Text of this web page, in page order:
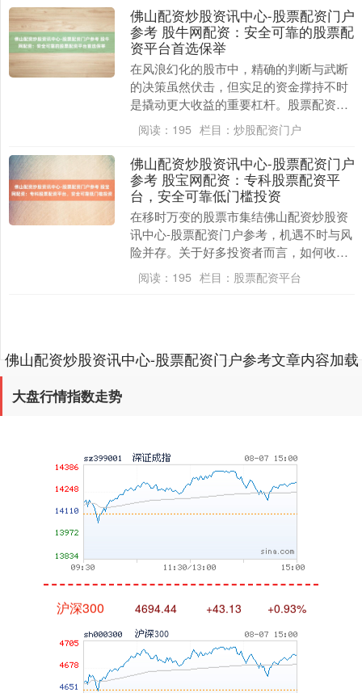
佛山配资炒股资讯中心-股票配资门户
参考 股牛网配资：安全可靠的股票配
资平台首选保举
在风浪幻化的股市中，精确的判断与武断
的决策虽然伏击，但实足的资金撑持不时
是撬动更大收益的重要杠杆。股票配资行
为一种融资用具，为投资者提供了放大操
作限制的可能性，....
阅读： 195 栏目： 炒股配资门户
佛山配资炒股资讯中心-股票配资门户
参考 股宝网配资：专科股票配资平
台，安全可靠低门槛投资
在移时万变的股票市集结佛山配资炒股资
讯中心-股票配资门户参考，机遇不时与风
险并存。关于好多投资者而言，如何收拢
市集机遇，放大投资收益，同期又能有用
收尾风险，是一....
阅读： 195 栏目： 股票配资平台
佛山配资炒股资讯中心-股票配资门户参考文章内容加载
大盘行情指数走势
3940.04 +39.68 +1.02%